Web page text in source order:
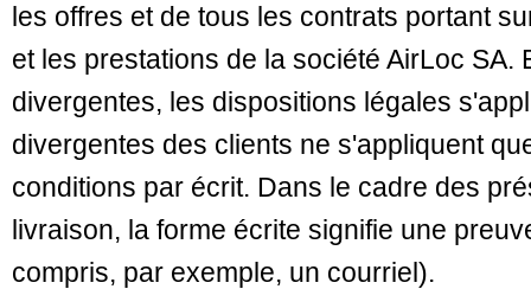
les offres et de tous les contrats portant
et les prestations de la société AirLoc SA.
divergentes, les dispositions légales
divergentes des clients ne s'appliquent
conditions par écrit. Dans le cadre des
livraison, la forme écrite signifie une
compris, par exemple, un courriel).